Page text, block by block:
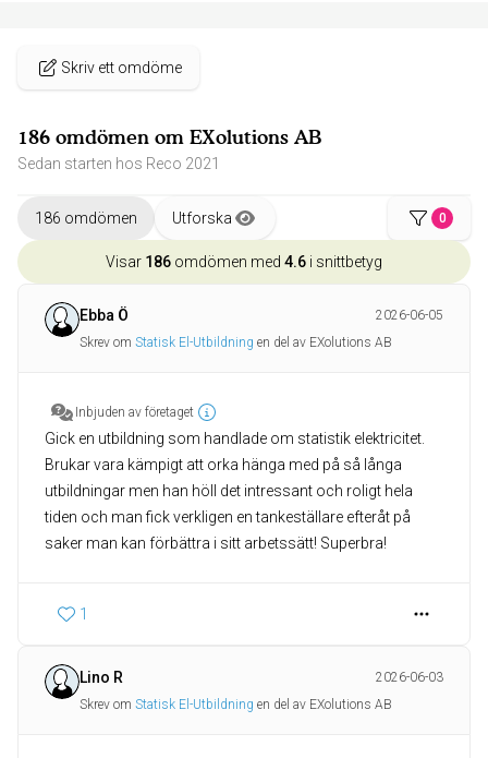
Skriv ett omdöme
186 omdömen om EXolutions AB
Sedan starten hos Reco 2021
186 omdömen Utforska 0
Visar 186 omdömen med 4.6 i snittbetyg
Ebba Ö
2026-06-05
Skrev om Statisk El-Utbildning en del av EXolutions AB
Inbjuden av företaget
Gick en utbildning som handlade om statistik elektricitet.
Brukar vara kämpigt att orka hänga med på så långa
utbildningar men han höll det intressant och roligt hela
tiden och man fick verkligen en tankeställare efteråt på
saker man kan förbättra i sitt arbetssätt! Superbra!
1
Lino R
2026-06-03
Skrev om Statisk El-Utbildning en del av EXolutions AB